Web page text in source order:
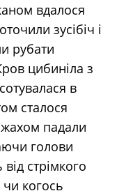
вдалося
зусібіч і
рубати
цибиніла з
в
сталося
падали
голови
стрімкого
когось